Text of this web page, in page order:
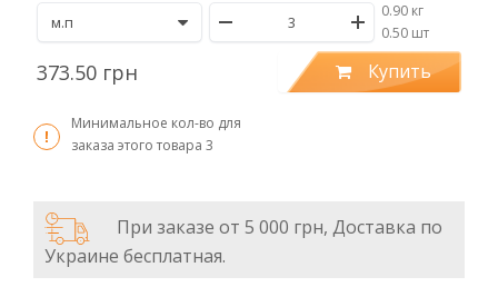
0.90 кг
/0.50 шт
373.50 грн Купить
Минимальное кол-во для
заказа этого товара 3
При заказе от 5 000 грн, Доставка по
Украине бесплатная.